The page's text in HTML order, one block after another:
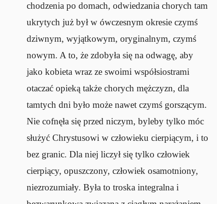
chodzenia po domach, odwiedzania chorych tam
ukrytych już był w ówczesnym okresie czymś
dziwnym, wyjątkowym, oryginalnym, czymś
nowym. A to, że zdobyła się na odwagę, aby
jako kobieta wraz ze swoimi współsiostrami
otaczać opieką także chorych mężczyzn, dla
tamtych dni było może nawet czymś gorszącym.
Nie cofnęła się przed niczym, byleby tylko móc
służyć Chrystusowi w człowieku cierpiącym, i to
bez granic. Dla niej liczył się tylko człowiek
cierpiący, opuszczony, człowiek osamotniony,
niezrozumiały. Była to troska integralna i